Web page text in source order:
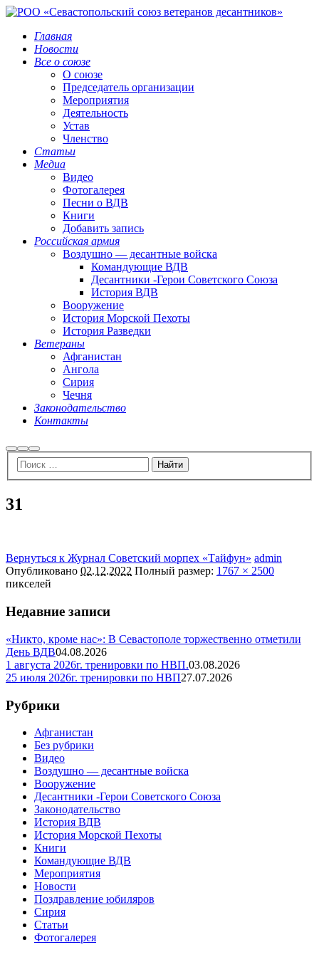
Главная
Новости
Все о союзе
О союзе
Председатель организации
Мероприятия
Деятельность
Устав
Членство
Статьи
Медиа
Видео
Фотогалерея
Песни о ВДВ
Книги
Добавить запись
Российская армия
Воздушно — десантные войска
Командующие ВДВ
Десантники -Герои Советского Союза
История ВДВ
Вооружение
История Морской Пехоты
История Разведки
Ветераны
Афганистан
Ангола
Сирия
Чечня
Законодательство
Контакты
НайтиБольше
информации
Главное
меню
31
Вернуться к Журнал Советский морпех «Тайфун» admin
Опубликовано 02.12.2022 Полный размер: 1767 × 2500
пикселей
Недавние записи
«Никто, кроме нас»: В Севастополе торжественно отметили
День ВДВ04.08.2026
1 августа 2026г. тренировки по НВП.03.08.2026
25 июля 2026г. тренировки по НВП27.07.2026
Рубрики
Афганистан
Без рубрики
Видео
Воздушно — десантные войска
Вооружение
Десантники -Герои Советского Союза
Законодательство
История ВДВ
История Морской Пехоты
Книги
Командующие ВДВ
Мероприятия
Новости
Поздравление юбиляров
Сирия
Статьи
Фотогалерея